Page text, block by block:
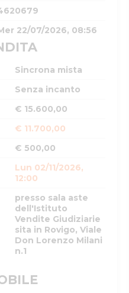
22/07/2026, 08:56
Sincrona mista
Senza incanto
€ 15.600,00
€ 11.700,00
€ 500,00
Lun 02/11/2026,
12:00
presso sala aste
dell'Istituto
Vendite Giudiziarie
sita in Rovigo, Viale
Don Lorenzo Milani
n.1